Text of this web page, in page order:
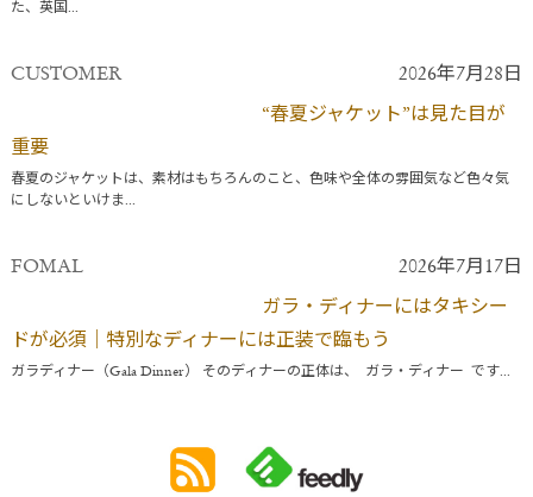
た、英国...
CUSTOMER 2026年7月28日
“春夏ジャケット”は見た目が
重要
春夏のジャケットは、素材はもちろんのこと、色味や全体の雰囲気など色々気
にしないといけま...
FOMAL 2026年7月17日
ガラ・ディナーにはタキシー
ドが必須｜特別なディナーには正装で臨もう
ガラディナー（Gala Dinner） そのディナーの正体は、 ガラ・ディナー です...